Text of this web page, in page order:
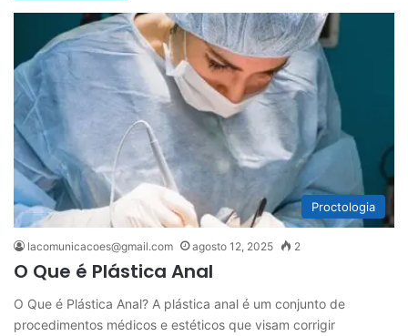
Proctologia
lacomunicacoes@gmail.com agosto 12, 2025 2
O Que é Plástica Anal
O Que é Plástica Anal? A plástica anal é um conjunto de
procedimentos médicos e estéticos que visam corrigir